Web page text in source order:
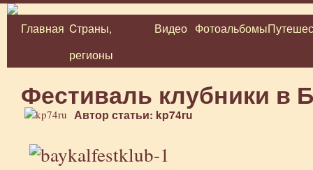
Перейти
Главная Cтраны,
регионы
Видео Фотоальбомы
Фестиваль клубники в
Автор статьи: kp74ru